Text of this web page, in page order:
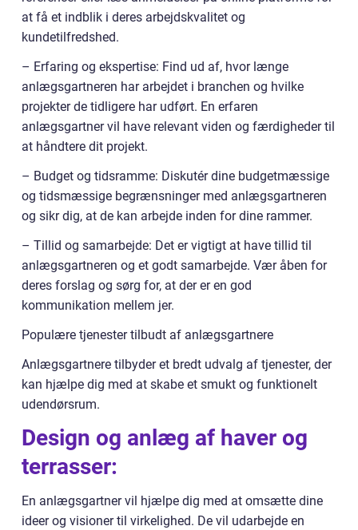
at få et indblik i deres arbejdskvalitet og
kundetilfredshed.
– Erfaring og ekspertise: Find ud af, hvor længe
anlægsgartneren har arbejdet i branchen og hvilke
projekter de tidligere har udført. En erfaren
anlægsgartner vil have relevant viden og færdigheder til
at håndtere dit projekt.
– Budget og tidsramme: Diskutér dine budgetmæssige
og tidsmæssige begrænsninger med anlægsgartneren
og sikr dig, at de kan arbejde inden for dine rammer.
– Tillid og samarbejde: Det er vigtigt at have tillid til
anlægsgartneren og et godt samarbejde. Vær åben for
deres forslag og sørg for, at der er en god
kommunikation mellem jer.
Populære tjenester tilbudt af anlægsgartnere
Anlægsgartnere tilbyder et bredt udvalg af tjenester, der
kan hjælpe dig med at skabe et smukt og funktionelt
udendørsrum.
Design og anlæg af haver og
terrasser:
En anlægsgartner vil hjælpe dig med at omsætte dine
ideer og visioner til virkelighed. De vil udarbejde en